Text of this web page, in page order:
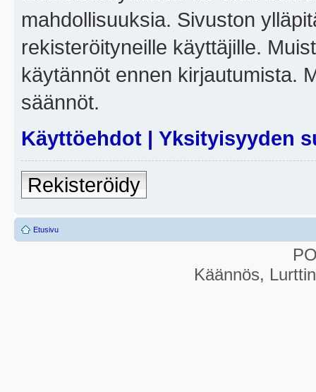
mahdollisuuksia. Sivuston
rekisteröityneille käyttäjille.
käytännöt ennen kirjautumista.
säännöt.
Käyttöehdot | Yksityisyyden
Rekisteröidy
Etusivu
Käännös,